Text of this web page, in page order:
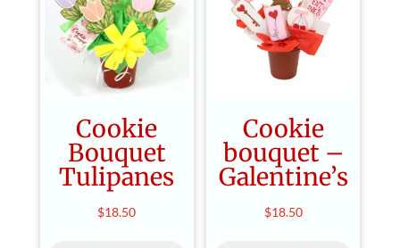
Cookie
Bouquet
Tulipanes
$18.50
Cookie
bouquet –
Galentine’s
$18.50